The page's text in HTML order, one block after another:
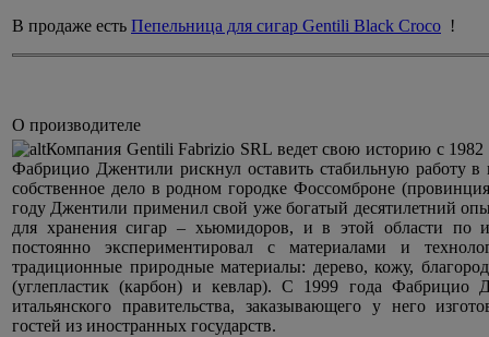
В продаже есть Пепельница для сигар Gentili Black Croco !
О производителе
Компания Gentili Fabrizio SRL ведет свою историю с 1982
Фабрицио Джентили рискнул оставить стабильную работу в
собственное дело в родном городке Фоссомброне
году Джентили применил свой уже богатый десятилетний
для хранения сигар – хьюмидоров, и в этой области по
постоянно экспериментировал с материалами и
традиционные природные материалы: дерево, кожу,
(углепластик (карбон) и кевлар). С 1999 года Фабрицио
итальянского правительства, заказывающего у него
гостей из иностранных государств.